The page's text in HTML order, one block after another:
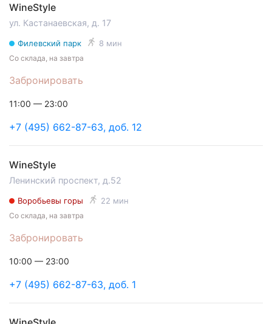
WineStyle
ул. Кастанаевская, д. 17
Филевский парк 8 мин
Забронировать
Со склада, на завтра
+7 (495) 662-87-63, доб. 12
11:00 — 23:00
WineStyle
Ленинский проспект, д.52
Воробьевы горы 22 мин
Забронировать
Со склада, на завтра
+7 (495) 662-87-63, доб. 1
10:00 — 23:00